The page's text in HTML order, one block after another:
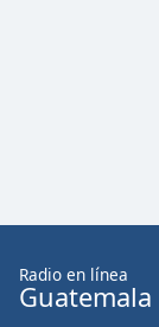
Reset
Radio en línea
Guatemala